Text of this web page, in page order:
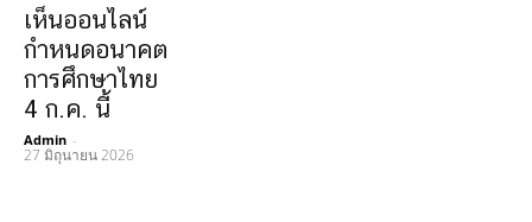
เห็นออนไลน์
กำหนดอนาคต
การศึกษาไทย
4 ก.ค. นี้
Admin -
27 มิถุนายน 2026